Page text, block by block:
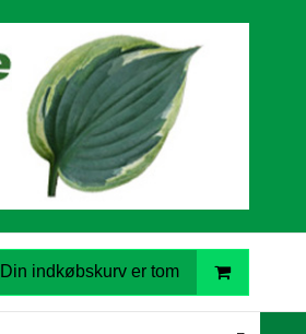
Din indkøbskurv er tom